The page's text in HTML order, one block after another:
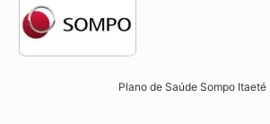
Plano de Saúde Sompo Itaeté